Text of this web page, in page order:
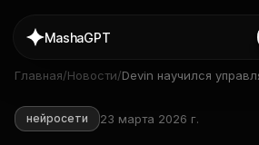
MashaGPT
Главная/Новости/Devin научился
Devins» запущена в
нейросети 23 марта 2026 г.